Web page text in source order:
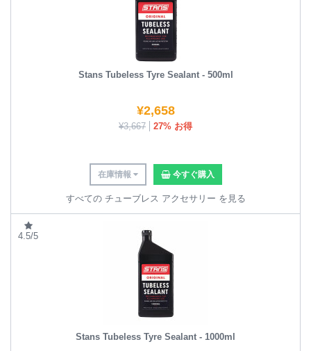
Stans Tubeless Tyre Sealant - 500ml
¥2,658
¥3,667 27% お得
在庫情報 今すぐ購入
すべての チューブレス アクセサリー を見る
4.5/5
Stans Tubeless Tyre Sealant - 1000ml